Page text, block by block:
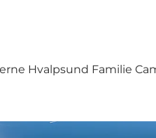
Hvalpsund Familie